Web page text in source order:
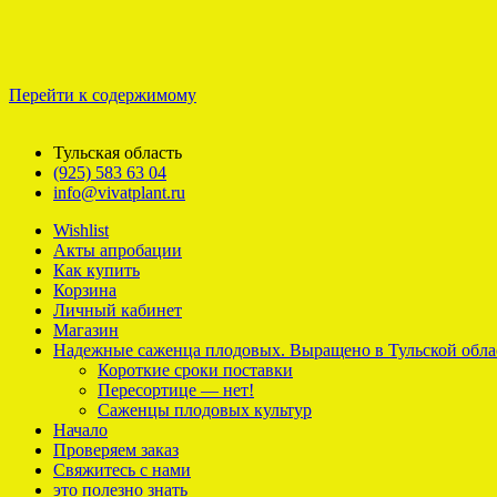
Перейти к содержимому
Тульская область
(925) 583 63 04
info@vivatplant.ru
Wishlist
Акты апробации
Как купить
Корзина
Личный кабинет
Магазин
Надежные саженца плодовых. Выращено в Тульской
Короткие сроки поставки
Пересортице — нет!
Саженцы плодовых культур
Начало
Проверяем заказ
Свяжитесь с нами
это полезно знать